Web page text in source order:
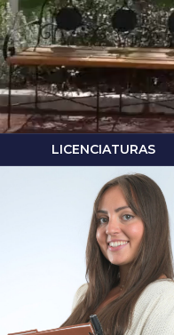
LICENCIATURAS